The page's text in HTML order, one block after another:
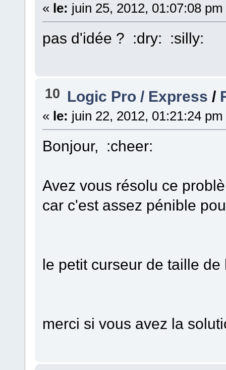
« le: juin 25, 2012, 01:07:08 pm
pas d'idée ? :dry: :silly:
10 Logic Pro / Express /
« le: juin 22, 2012, 01:21:24 pm
Bonjour, :cheer:
Avez vous résolu ce
car c'est assez pénible
le petit curseur de taille
merci si vous avez la